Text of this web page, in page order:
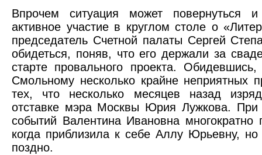
Впрочем ситуация может повернуться
активное участие в круглом столе о
председатель Счетной палаты Сергей
обидеться, поняв, что его держали за
старте провального проекта.
Смольному несколько крайне неприятных
тех, что несколько месяцев назад
отставке мэра Москвы Юрия Лужкова. При
событий Валентина Ивановна многократно
когда приблизила к себе Аллу Юрьевну,
поздно.